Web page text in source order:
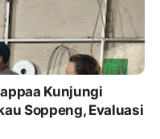
Kunjungi
Soppeng, Evaluasi